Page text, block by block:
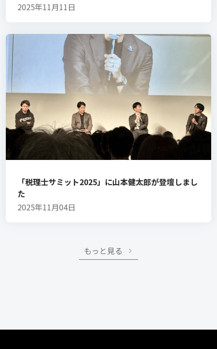
2025年11月11日
「税理士サミット2025」に山本健太郎が登壇しまし
た
2025年11月04日
もっと見る